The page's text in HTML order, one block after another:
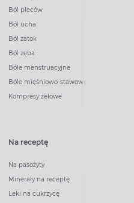
Ból pleców
Ból ucha
Ból zatok
Ból zęba
Bóle menstruacyjne
Bóle mięśniowo-stawowe
Kompresy żelowe
Na receptę
Na pasożyty
Minerały na receptę
Leki na cukrzycę